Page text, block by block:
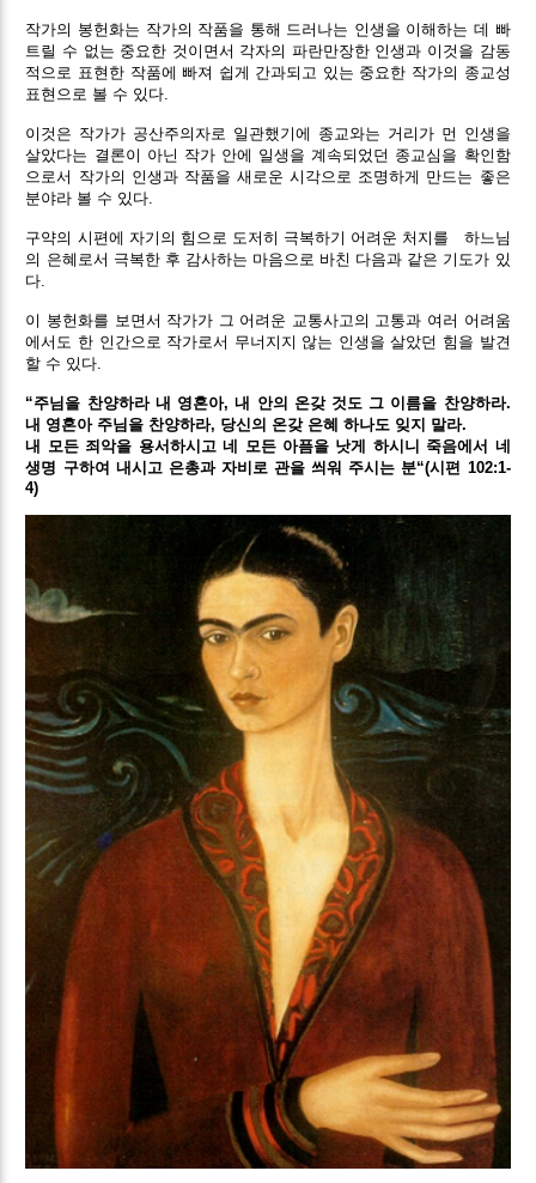
작가의 봉헌화는 작가의 작품을 통해 드러나는 인생을 이해하는 데 빠
트릴 수 없는 중요한 것이면서 각자의 파란만장한 인생과 이것을 감동
적으로 표현한 작품에 빠져 쉽게 간과되고 있는 중요한 작가의 종교성
표현으로 볼 수 있다.
이것은 작가가 공산주의자로 일관했기에 종교와는 거리가 먼 인생을
살았다는 결론이 아닌 작가 안에 일생을 계속되었던 종교심을 확인함
으로서 작가의 인생과 작품을 새로운 시각으로 조명하게 만드는 좋은
분야라 볼 수 있다.
구약의 시편에 자기의 힘으로 도저히 극복하기 어려운 처지를
하느님
의 은혜로서 극복한 후 감사하는 마음으로 바친 다음과 같은 기도가 있
다.
이 봉헌화를 보면서 작가가 그 어려운 교통사고의 고통과 여러 어려움
에서도 한 인간으로 작가로서 무너지지 않는 인생을 살았던 힘을 발견
할 수 있다.
“주님을 찬양하라 내 영혼아, 내 안의 온갖 것도 그 이름을 찬양하라.
내 영혼아 주님을 찬양하라, 당신의 온갖 은혜 하나도 잊지 말라.
내 모든 죄악을 용서하시고 네 모든 아픔을 낫게 하시니 죽음에서 네
생명 구하여 내시고 은총과 자비로 관을 씌워 주시는 분“(시편 102:1-
4)